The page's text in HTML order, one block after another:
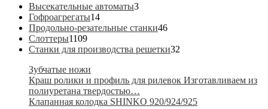
Высекательные автоматы33
Гофроагрегаты1414
товаров
Продольно-резательные станки4646
Слоттеры11091109
товаров
Станки для производства решетки32
Зубчатые ножи
Краш ролики и профиль для рилевок Изготавливаем из
полиуретана твердостью…
Клапанная колодка SHINKO 920/924/925